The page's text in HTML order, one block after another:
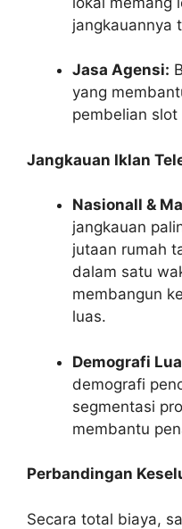
jangkauannya
Jasa Agensi:
yang
pembelian slot
Jangkauan Iklan
Nasionall &
jangkauan
jutaan rumah
dalam satu
membangun
luas.
Demografi
demografi
segmentasi
membantu
Perbandingan
Secara total biaya,